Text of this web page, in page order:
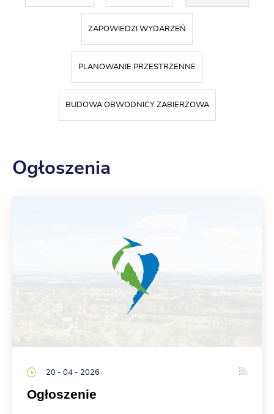
ZAPOWIEDZI WYDARZEŃ
PLANOWANIE PRZESTRZENNE
BUDOWA OBWODNICY ZABIERZOWA
Ogłoszenia
20 - 04 - 2026
Ogłoszenie